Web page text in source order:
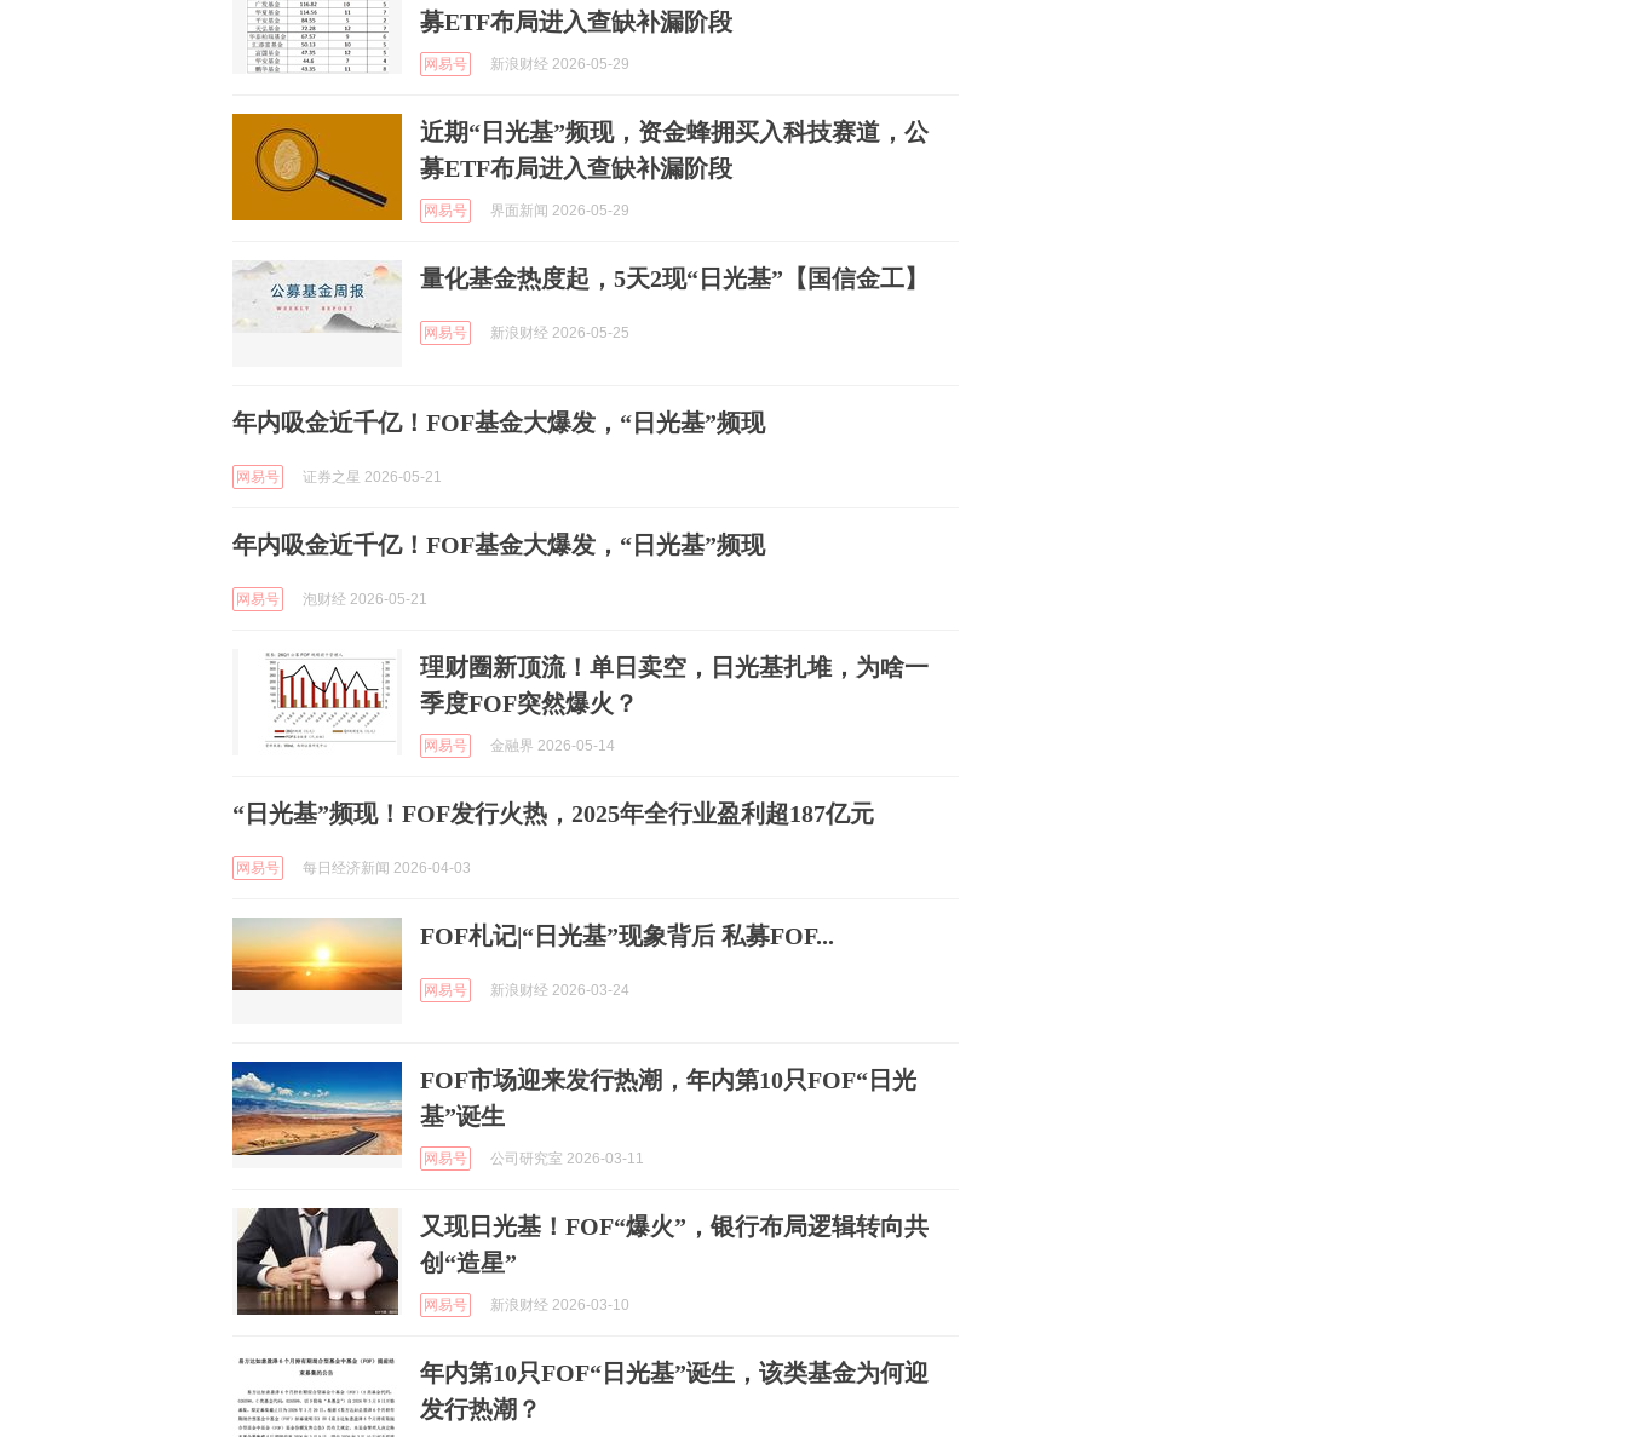
募ETF布局进入查缺补漏阶段
网易号 新浪财经 2026-05-29
近期“日光基”频现，资金蜂拥买入科技赛道，公
募ETF布局进入查缺补漏阶段
网易号 界面新闻 2026-05-29
量化基金热度起，5天2现“日光基”【国信金工】
网易号 新浪财经 2026-05-25
年内吸金近千亿！FOF基金大爆发，“日光基”频现
网易号 证券之星 2026-05-21
年内吸金近千亿！FOF基金大爆发，“日光基”频现
网易号 泡财经 2026-05-21
理财圈新顶流！单日卖空，日光基扎堆，为啥一
季度FOF突然爆火？
网易号 金融界 2026-05-14
“日光基”频现！FOF发行火热，2025年全行业盈利超187亿元
网易号 每日经济新闻 2026-04-03
FOF札记|“日光基”现象背后 私募FOF...
网易号 新浪财经 2026-03-24
FOF市场迎来发行热潮，年内第10只FOF“日光
基”诞生
网易号 公司研究室 2026-03-11
又现日光基！FOF“爆火”，银行布局逻辑转向共
创“造星”
网易号 新浪财经 2026-03-10
年内第10只FOF“日光基”诞生，该类基金为何迎
发行热潮？